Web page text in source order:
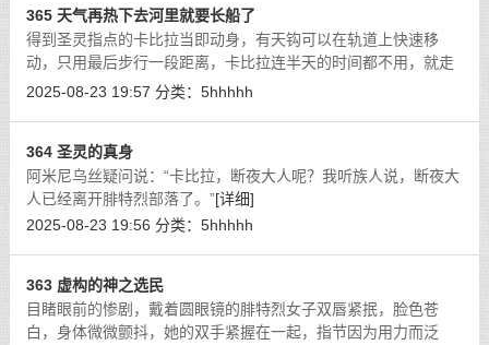
365 天气再热下去河里就要长船了
得到圣灵指点的卡比拉当即动身，有天钩可以在轨道上快速移
动，只用最后步行一段距离，卡比拉连半天的时间都不用，就走
出了德意志大森林。[详细]
2025-08-23 19:57 分类： 5hhhhh
364 圣灵的真身
阿米尼乌丝疑问说：“卡比拉，断夜大人呢？我听族人说，断夜大
人已经离开腓特烈部落了。”[详细]
2025-08-23 19:56 分类： 5hhhhh
363 虚构的神之选民
目睹眼前的惨剧，戴着圆眼镜的腓特烈女子双唇紧抿，脸色苍
白，身体微微颤抖，她的双手紧握在一起，指节因为用力而泛